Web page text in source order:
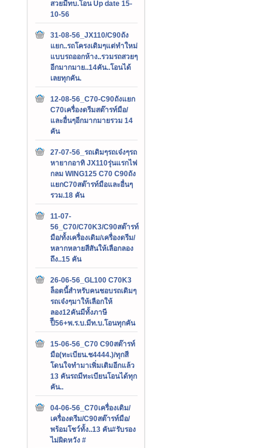
สวยมีทบ.โอน Up date 15-
10-56
31-08-56_JX110/C90ถัง
แยก..รถโครงเดิมๆแต่ทำใหม่
แบบรถออกห้าง..รวมรถสวยๆ
อีกมากมาย..14คัน..โอนได้
เลยทุกคัน.
12-08-56_C70-C90ถังแยก
C70เครื่องดรีมสต๊ารท์มือ/
และอื่นๆอีกมากมายรวม 14
คัน
27-07-56_รถเดิมๆรถเจ๋งๆรถ
หายากอาทิ JX110รุ่นแรกไฟ
กลม WING125 C70 C90ถัง
แยกC70สต๊ารท์มือและอื่นๆ
รวม.18 คัน
11-07-
56_C70/C70K3/C90สต๊ารท์
มือ/ทั้งเครื่องเดิม/เครื่องดรีม/
หลากหลายสีสันให้เลือกลอง
ถึง..15 คัน
26-06-56_GL100 C70K3
ล็อตนี้สำหรับคนชอบรถเดิมๆ
รถเจ๋งๆมาให้เลือกให้
ลอง12คันมีทั้งภาษี
ปีี56+พ.ร.บ.มีท.บ.โอนทุกคัน
15-06-56_C70 C90สต๊ารท์
มือ(ทะเบียน.ช4444.)/ทุกสี
โดนใจทำมาเพิ่มเติมอีกแล้ว
13 คันรถมีทะเบียนโอนได้ทุก
คัน..
04-06-56_C70เครื่องเดิม/
เครื่องดรีม/C90สต๊ารท์มือ/
พร้อมโชว์ทั้ง..13 คัน#รับรอง
ไม่ผิดหวัง #